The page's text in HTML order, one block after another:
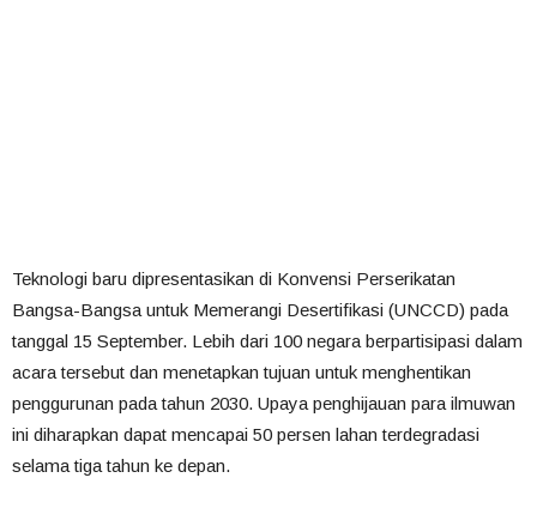
Teknologi baru dipresentasikan di Konvensi Perserikatan
Bangsa-Bangsa untuk Memerangi Desertifikasi (UNCCD) pada
tanggal 15 September. Lebih dari 100 negara berpartisipasi dalam
acara tersebut dan menetapkan tujuan untuk menghentikan
penggurunan pada tahun 2030. Upaya penghijauan para ilmuwan
ini diharapkan dapat mencapai 50 persen lahan terdegradasi
selama tiga tahun ke depan.